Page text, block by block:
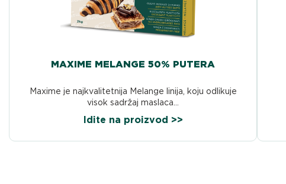
MAXIME MELANGE 50% PUTERA
Maxime je najkvalitetnija Melange linija, koju odlikuje
visok sadržaj maslaca...
Idite na proizvod >>